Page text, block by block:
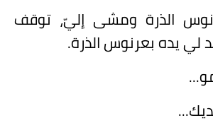
الذرة ومشى إليّ، توقف
يده بعرنوس الذرة.